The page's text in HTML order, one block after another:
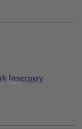
laserowy